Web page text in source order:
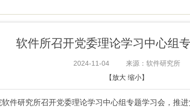
软件所召开党委理论学习中心组
2024-11-04
来源：软件研究所
【放大 缩小】
件研究所召开党委理论学习中心组专题学习会，推进